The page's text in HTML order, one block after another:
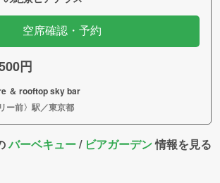
空席確認・予約
円
＆ rooftop sky bar
ー前〉駅／東京都
バーベキュー/ ビアガーデン情報を見る